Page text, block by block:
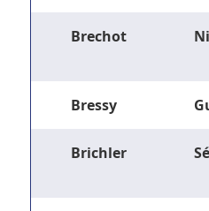
Brechot
Bressy
Brichler